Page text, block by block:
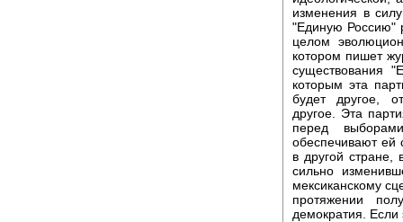
изменения в
"Единую Россию"
целом
котором пишет
существования
которым эта
будет другое,
другое. Эта
перед
обеспечивают ей
в другой
сильно
мексиканскому
протяжении
демократия. Если